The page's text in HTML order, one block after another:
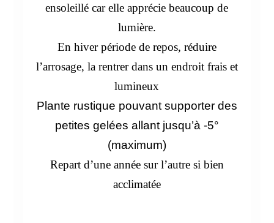
ensoleillé car elle apprécie beaucoup de
lumière.
En hiver période de repos, réduire
l’arrosage, la rentrer dans un endroit frais et
lumineux
Plante rustique pouvant supporter des
petites gelées allant jusqu’à -5°
(maximum)
Repart d’une année sur l’autre si bien
acclimatée